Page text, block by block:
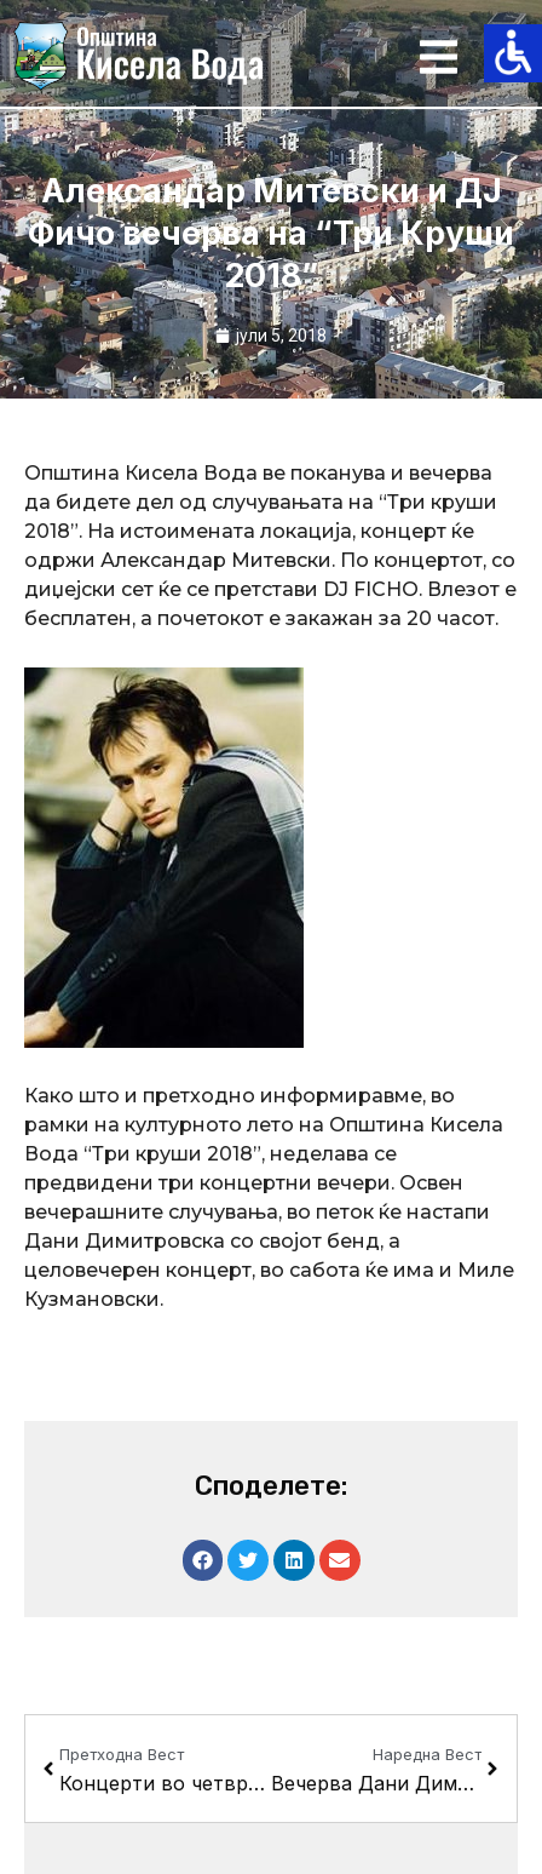
Skip
to
content
Александар Митевски и ДЈ
Фичо вечерва на “Три Круши
2018”
јули 5, 2018
Oпштина Кисела Вода ве поканува и вечерва
да бидете дел од случувањата на “Три круши
2018”. На истоимената локација, концерт ќе
одржи Александар Митевски. По концертот, со
диџејски сет ќе се претстави DJ FICHO. Влезот е
бесплатен, а почетокот е закажан за 20 часот.
Како што и претходно информиравме, во
рамки на културното лето на Општина Кисела
Вода “Три круши 2018”, неделава се
предвидени три концертни вечери. Освен
вечерашните случувања, во петок ќе настапи
Дани Димитровска со својот бенд, а
целовечерен концерт, во сабота ќе има и Миле
Кузмановски.
Споделете:
Претходна Вест
Концерти во четврток, петок и сабота на “Три круши 2018”
Наредна Вест
Вечерва Дани Димитровска на “Три круши 2018”